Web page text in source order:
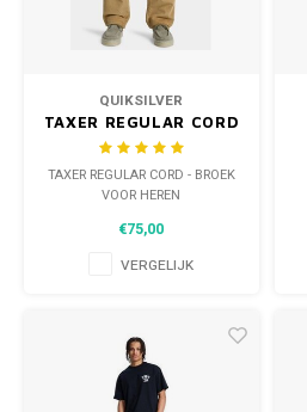
QUIKSILVER
TAXER REGULAR CORD
- BROEK VOOR HEREN
TAXER REGULAR CORD - BROEK
VOOR HEREN
€75,00
VERGELIJK